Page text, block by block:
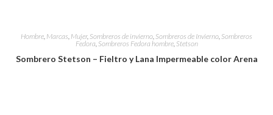
Hombre, Marcas, Mujer, Sombreros de invierno, Sombreros de Invierno, Sombreros
Fedora, Sombreros Fedora hombre, Stetson
Sombrero Stetson – Fieltro y Lana Impermeable color Arena